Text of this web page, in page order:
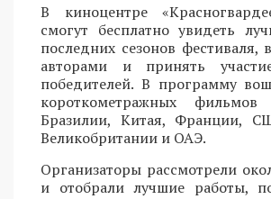
В киноцентре
смогут бесплатно увидеть
последних сезонов фестиваля,
авторами и принять
победителей. В программу
короткометражных
Бразилии, Китая, Франции,
Великобритании и ОАЭ.
Организаторы рассмотрели
и отобрали лучшие работы,